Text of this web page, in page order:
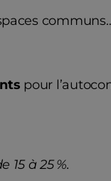
pour
à 25 %.